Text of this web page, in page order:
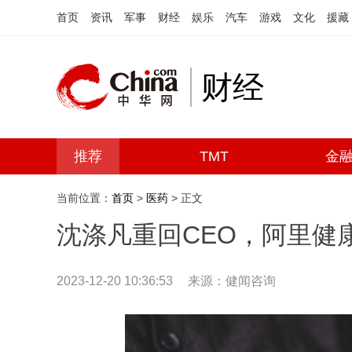
首页 资讯 军事 财经 娱乐 汽车 游戏 文化 援藏
财经
推荐 TMT 金
当前位置： 首页 > 医药 > 正文
沈涤凡重回CEO，阿里健
2023-12-20 10:36:53 来源：健闻咨询